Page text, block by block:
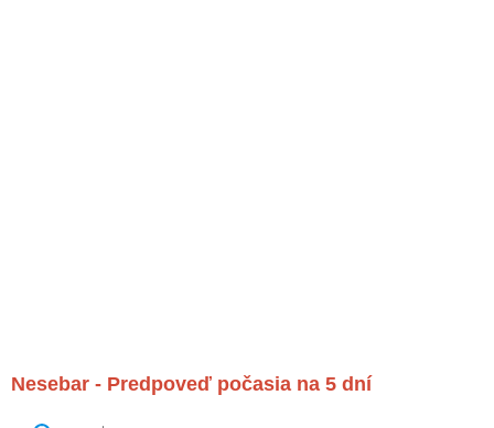
Nesebar - Predpoveď počasia na 5 dní